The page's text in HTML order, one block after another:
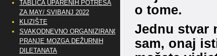
o tome.
Jednu stvar
sam, onaj
TABLICA UPARENIH POTRESA
ZA MAY/ SVIBANJ 2022
KLIZIŠTE
SVAKODNEVNO ORGANIZIRANO
PRANJE MOZGA DEŽURNIH
DILETANATA